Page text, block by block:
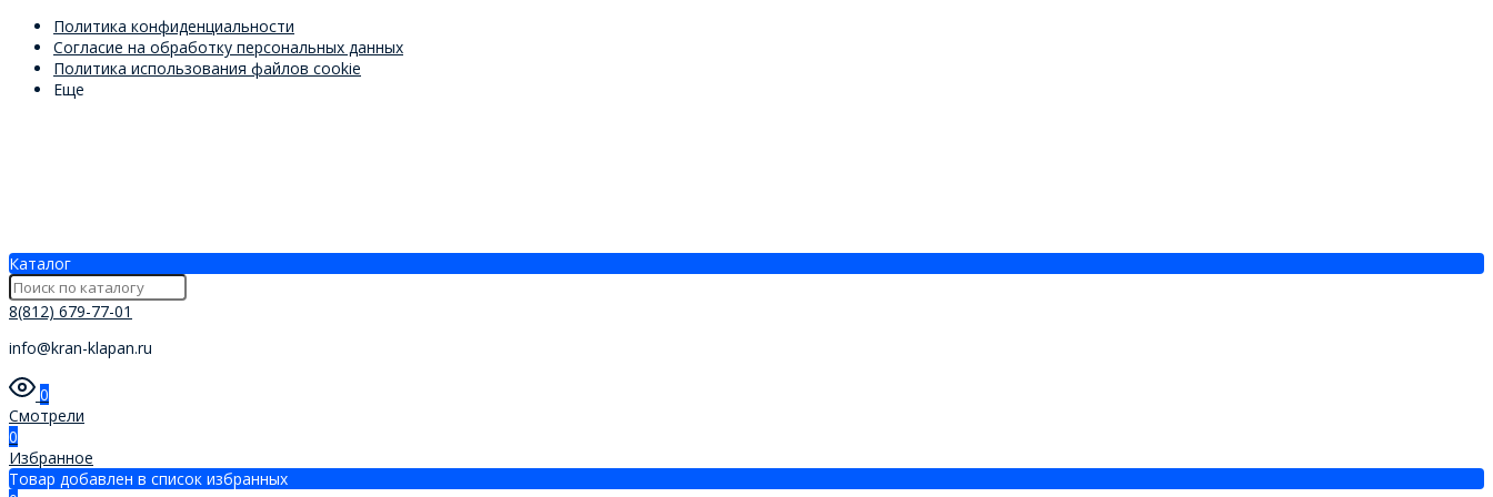
Политика конфиденциальности
Согласие на обработку персональных данных
Политика использования файлов cookie
Еще
Каталог
8(812) 679-77-01
info@kran-klapan.ru
0
Смотрели
0
Избранное
Товар добавлен в список избранных